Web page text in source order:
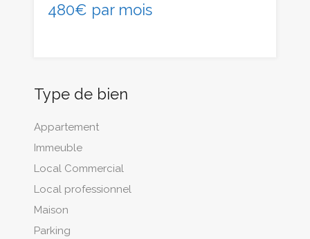
480€ par mois
Type de bien
Appartement
Immeuble
Local Commercial
Local professionnel
Maison
Parking